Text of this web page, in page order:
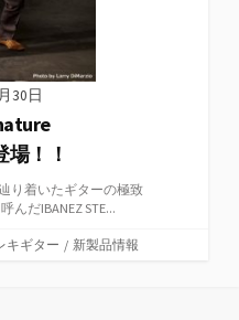
30日
場！！
り着いたギターの極致
んだIBANEZ STE...
キギター / 新製品情報